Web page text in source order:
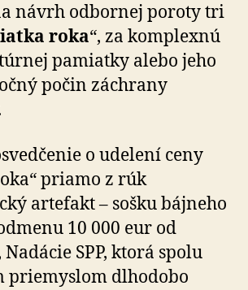
návrh odbornej poroty tri
roka“, za komplexnú
pamiatky alebo jeho
počin záchrany
o udelení ceny
priamo z rúk
artefakt – sošku bájneho
10 000 eur od
SPP, ktorá spolu
priemyslom dlhodobo